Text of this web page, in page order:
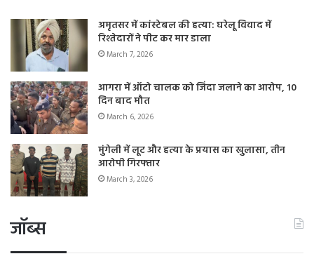
अमृतसर में कांस्टेबल की हत्या: घरेलू विवाद में
रिश्तेदारों ने पीट कर मार डाला
March 7, 2026
आगरा में ऑटो चालक को जिंदा जलाने का आरोप, 10
दिन बाद मौत
March 6, 2026
मुंगेली में लूट और हत्या के प्रयास का खुलासा, तीन
आरोपी गिरफ्तार
March 3, 2026
जॉब्स